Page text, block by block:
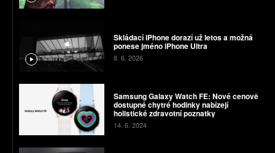
Skládací iPhone dorazí už letos a možná
ponese jméno iPhone Ultra
8. 6. 2026
Samsung Galaxy Watch FE: Nové cenově
dostupné chytré hodinky nabízejí
holistické zdravotní poznatky
14. 6. 2024